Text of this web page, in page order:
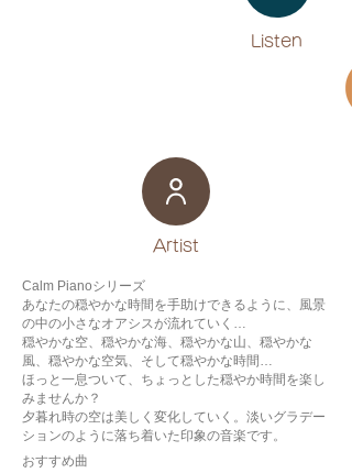
Listen​
​Artist
Calm Pianoシリーズ
あなたの穏やかな時間を手助けできるように、風景
の中の小さなオアシスが流れていく…
穏やかな空、穏やかな海、穏やかな山、穏やかな
風、穏やかな空気、そして穏やかな時間…
ほっと一息ついて、ちょっとした穏やか時間を楽し
みませんか？
夕暮れ時の空は美しく変化していく。淡いグラデー
ションのように落ち着いた印象の音楽です。
おすすめ曲